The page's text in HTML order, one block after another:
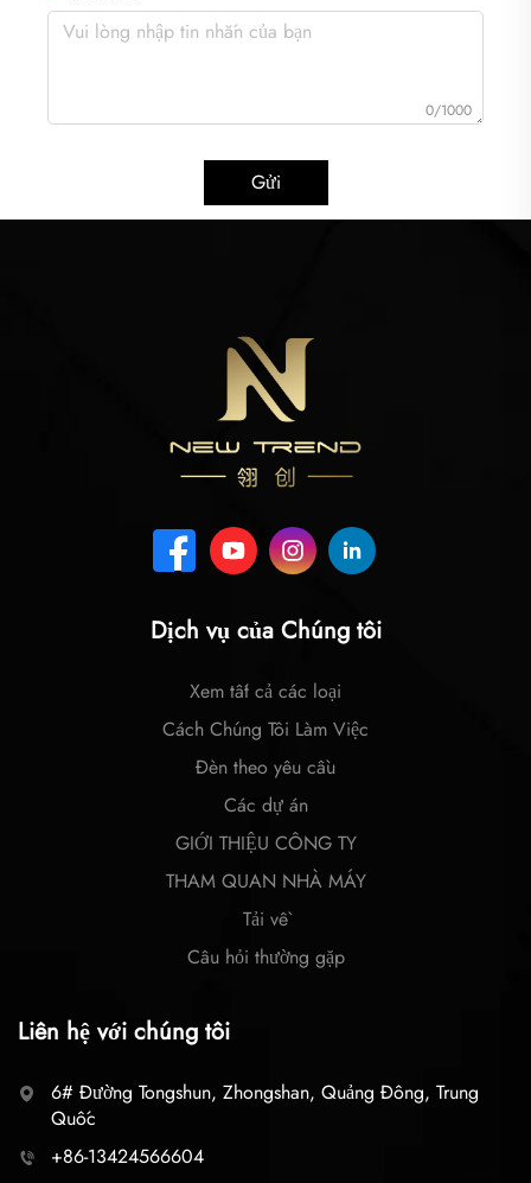
0/1000
Gửi
Dịch vụ của Chúng tôi
Xem tất cả các loại
Cách Chúng Tôi Làm Việc
Đèn theo yêu cầu
Các dự án
GIỚI THIỆU CÔNG TY
THAM QUAN NHÀ MÁY
Tải về
Câu hỏi thường gặp
Liên hệ với chúng tôi
6# Đường Tongshun, Zhongshan, Quảng Đông, Trung
Quốc
+86-13424566604